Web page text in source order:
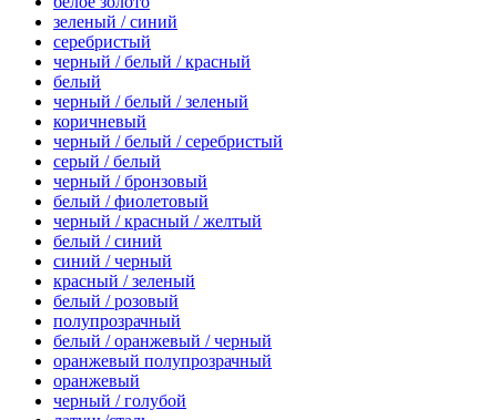
зеленый / синий
серебристый
черный / белый / красный
белый
черный / белый / зеленый
коричневый
черный / белый / серебристый
серый / белый
черный / бронзовый
белый / фиолетовый
черный / красный / желтый
белый / синий
синий / черный
красный / зеленый
белый / розовый
полупрозрачный
белый / оранжевый / черный
оранжевый полупрозрачный
оранжевый
черный / голубой